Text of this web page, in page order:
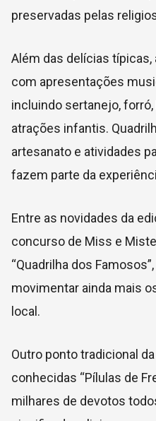
preservadas pelas
Além das delícias típicas,
com apresentações
incluindo sertanejo,
atrações infantis.
artesanato e atividades
fazem parte da
Entre as novidades da
concurso de Miss e
“Quadrilha dos
movimentar ainda mais
local.
Outro ponto tradicional
conhecidas “Pílulas de
milhares de devotos